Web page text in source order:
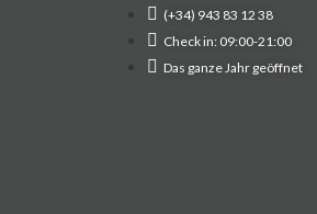
(+34) 943 83 12 38
Check in: 09:00-21:00
Das ganze Jahr geöffnet